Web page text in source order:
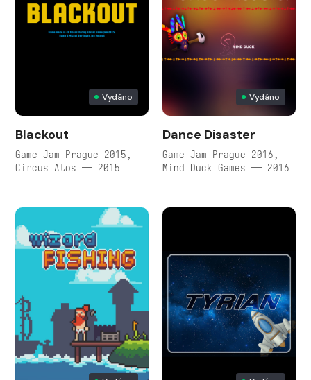
Vydáno
Blackout
Game Jam Prague 2015,
Circus Atos — 2015
Vydáno
Dance Disaster
Game Jam Prague 2016,
Mind Duck Games — 2016